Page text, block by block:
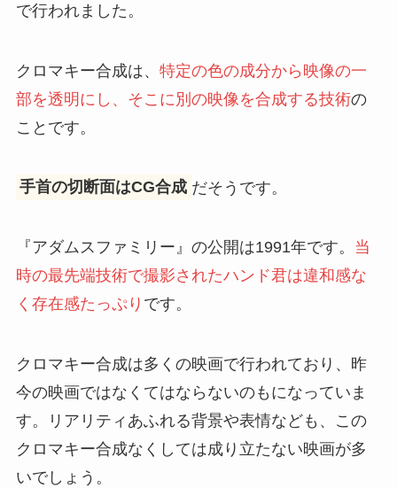
で行われました。
クロマキー合成は、 特定の色の成分から映像の一
部を透明にし、そこに別の映像を合成する技術の
ことです。
手首の切断面はCG合成 だそうです。
『アダムスファミリー』の公開は1991年です。 当
時の最先端技術で撮影されたハンド君は違和感な
く存在感たっぷり です。
クロマキー合成は多くの映画で行われており、昨
今の映画ではなくてはならないのもになっていま
す。リアリティあふれる背景や表情なども、この
クロマキー合成なくしては成り立たない映画が多
いでしょう。